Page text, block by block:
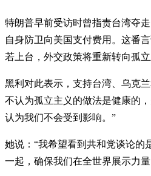
特朗普早前受访时曾指责台湾夺
自身防卫向美国支付费用。这番
若上台，外交政策将重新转向孤立
黑利对此表示，支持台湾、乌克
不认为孤立主义的做法是健康的
认为我们不会受到影响。”
她说：“我希望看到共和党谈论的
一起，确保我们在全世界展示力